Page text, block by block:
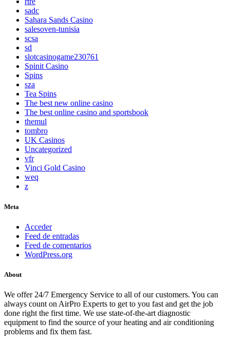
sadc
Sahara Sands Casino
salesoven-tunisia
scsa
sd
slotcasinogame230761
Spinit Casino
Spins
sza
Tea Spins
The best new online casino
The best online casino and sportsbook
themul
tombro
UK Casinos
Uncategorized
vfr
Vinci Gold Casino
weq
z
Meta
Acceder
Feed de entradas
Feed de comentarios
WordPress.org
About
We offer 24/7 Emergency Service to all of our customers. You can
always count on AirPro Experts to get to you fast and get the job
done right the first time. We use state-of-the-art diagnostic
equipment to find the source of your heating and air conditioning
problems and fix them fast.